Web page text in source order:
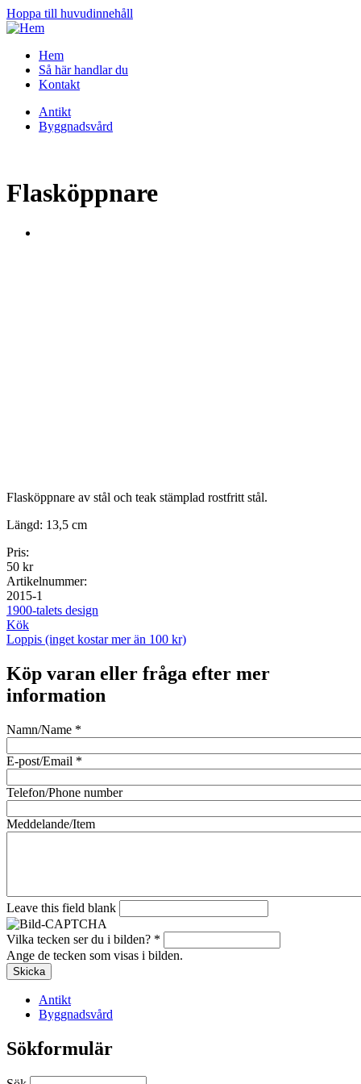
Hoppa till huvudinnehåll
Hem
Så här handlar du
Kontakt
Antikt
Byggnadsvård
Flasköppnare
Flasköppnare av stål och teak stämplad rostfritt stål.
Längd: 13,5 cm
Pris:
50 kr
Artikelnummer:
2015-1
1900-talets design
Kök
Loppis (inget kostar mer än 100 kr)
Köp varan eller fråga efter mer
information
Namn/Name *
E-post/Email *
Telefon/Phone number
Meddelande/Item
Leave this field blank
Vilka tecken ser du i bilden? *
Ange de tecken som visas i bilden.
Antikt
Byggnadsvård
Sökformulär